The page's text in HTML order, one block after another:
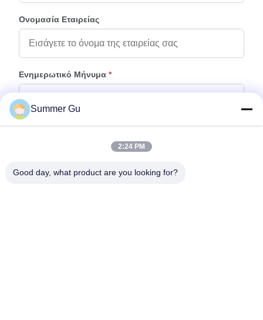
Ονομασία Εταιρείας
Ενημερωτικό Μήνυμα *
Προσάρτηση Αρχείων
Summer Gu
2:24 PM
Good day, what product are you looking for?